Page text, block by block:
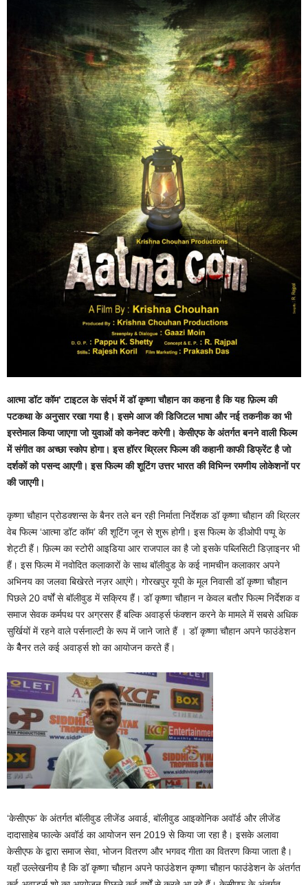
आत्मा डॉट कॉम’ टाइटल के संदर्भ में डॉ कृष्णा चौहान का कहना है कि यह फ़िल्म की
पटकथा के अनुसार रखा गया है। इसमे आज की डिजिटल भाषा और नई तकनीक का भी
इस्तेमाल किया जाएगा जो युवाओं को कनेक्ट करेगी। केसीएफ के अंतर्गत बनने वाली फिल्म
में संगीत का अच्छा स्कोप होगा। इस हॉरर थ्रिलर फिल्म की कहानी काफी डिफ्रेंट है जो
दर्शकों को पसन्द आएगी। इस फिल्म की शूटिंग उत्तर भारत की विभिन्न रमणीय लोकेशनों पर
की जाएगी।
कृष्णा चौहान प्रोडक्शन्स के बैनर तले बन रही निर्माता निर्देशक डॉ कृष्णा चौहान की थ्रिलर
वेब फिल्म ‘आत्मा डॉट कॉम’ की शूटिंग जून से शुरू होगी। इस फिल्म के डीओपी पप्पू के
शेट्टी हैं। फ़िल्म का स्टोरी आइडिया आर राजपाल का है जो इसके पब्लिसिटी डिज़ाइनर भी
हैं। इस फिल्म में नवोदित कलाकारों के साथ बॉलीवुड के कई नामचीन कलाकार अपने
अभिनय का जलवा बिखेरते नज़र आएंगे। गोरखपुर यूपी के मूल निवासी डॉ कृष्णा चौहान
पिछले 20 वर्षों से बॉलीवुड में सक्रिय हैं। डॉ कृष्णा चौहान न केवल बतौर फिल्म निर्देशक व
समाज सेवक कर्मपथ पर अग्रसर हैं बल्कि अवार्ड्स फंक्शन करने के मामले में सबसे अधिक
सुर्खियों में रहने वाले पर्सनाल्टी के रूप में जाने जाते हैं । डॉ कृष्णा चौहान अपने फाउंडेशन
के बैैैनर तले कई अवार्ड्स शो का आयोजन करते हैं।
‘केसीएफ’ के अंतर्गत बॉलीवुड लीजेंड अवार्ड, बॉलीवुड आइकोनिक अवॉर्ड और लीजेंड
दादासाहेब फाल्के अवॉर्ड का आयोजन सन 2019 से किया जा रहा है। इसके अलावा
केसीएफ के द्वारा समाज सेवा, भोजन वितरण और भगवद गीता का वितरण किया जाता है।
यहाँ उल्लेखनीय है कि डॉ कृष्णा चौहान अपने फाउंडेशन कृष्णा चौहान फाउंडेशन के अंतर्गत